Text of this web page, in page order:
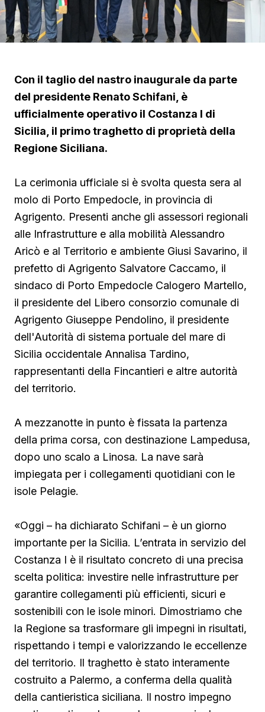
Con il taglio del nastro inaugurale da parte
del presidente Renato Schifani, è
ufficialmente operativo il Costanza I di
Sicilia, il primo traghetto di proprietà della
Regione Siciliana.
La cerimonia ufficiale si è svolta questa sera al
molo di Porto Empedocle, in provincia di
Agrigento. Presenti anche gli assessori regionali
alle Infrastrutture e alla mobilità Alessandro
Aricò e al Territorio e ambiente Giusi Savarino, il
prefetto di Agrigento Salvatore Caccamo, il
sindaco di Porto Empedocle Calogero Martello,
il presidente del Libero consorzio comunale di
Agrigento Giuseppe Pendolino, il presidente
dell'Autorità di sistema portuale del mare di
Sicilia occidentale Annalisa Tardino,
rappresentanti della Fincantieri e altre autorità
del territorio.
A mezzanotte in punto è fissata la partenza
della prima corsa, con destinazione Lampedusa,
dopo uno scalo a Linosa. La nave sarà
impiegata per i collegamenti quotidiani con le
isole Pelagie.
«Oggi – ha dichiarato Schifani – è un giorno
importante per la Sicilia. L’entrata in servizio del
Costanza I è il risultato concreto di una precisa
scelta politica: investire nelle infrastrutture per
garantire collegamenti più efficienti, sicuri e
sostenibili con le isole minori. Dimostriamo che
la Regione sa trasformare gli impegni in risultati,
rispettando i tempi e valorizzando le eccellenze
del territorio. Il traghetto è stato interamente
costruito a Palermo, a conferma della qualità
della cantieristica siciliana. Il nostro impegno